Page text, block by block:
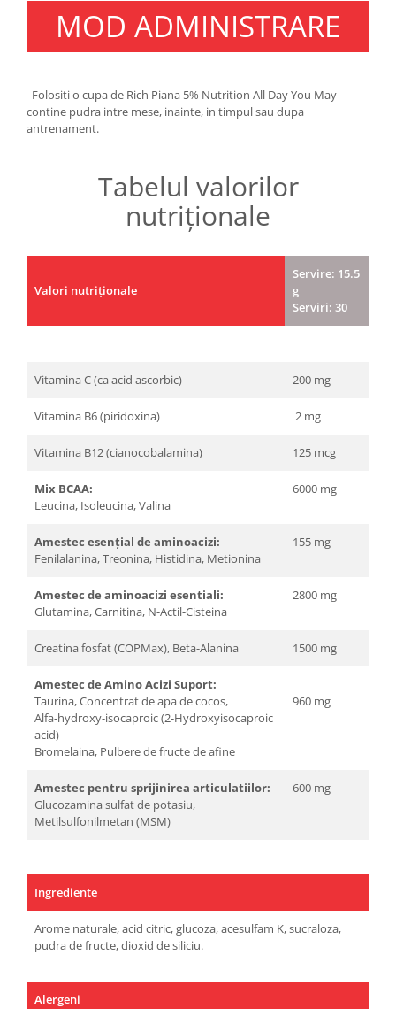
MOD ADMINISTRARE
Folositi o cupa de Rich Piana 5% Nutrition All Day You May
contine pudra intre mese, inainte, in timpul sau dupa
antrenament.
Tabelul valorilor
nutriționale
Valori nutriționale
Servire: 15.5
g
Serviri: 30
Vitamina C (ca acid ascorbic) 200 mg
Vitamina B6 (piridoxina) 2 mg
Vitamina B12 (cianocobalamina) 125 mcg
Mix BCAA:
Leucina, Isoleucina, Valina
6000 mg
Amestec esențial de aminoacizi:
Fenilalanina, Treonina, Histidina, Metionina
155 mg
Amestec de aminoacizi esentiali:
Glutamina, Carnitina, N-Actil-Cisteina
2800 mg
Creatina fosfat (COPMax), Beta-Alanina 1500 mg
Amestec de Amino Acizi Suport:
Taurina, Concentrat de apa de cocos,
Alfa-hydroxy-isocaproic (2-Hydroxyisocaproic
acid)
Bromelaina, Pulbere de fructe de afine
960 mg
Amestec pentru sprijinirea articulatiilor:
Glucozamina sulfat de potasiu,
Metilsulfonilmetan (MSM)
600 mg
Ingrediente
Arome naturale, acid citric, glucoza, acesulfam K, sucraloza,
pudra de fructe, dioxid de siliciu.
Alergeni